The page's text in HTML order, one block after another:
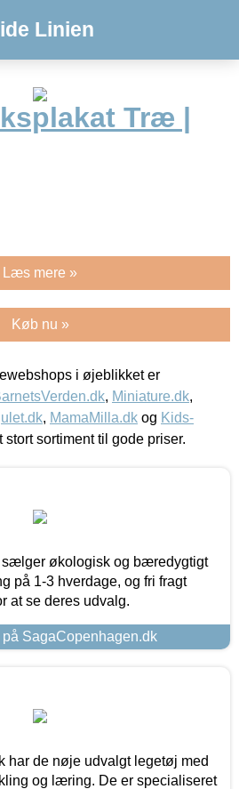
Linien
Træ |
Læs mere »
Køb nu »
i øjeblikket er
, Miniature.dk,
, MamaMilla.dk og Kids-
stort sortiment til gode priser.
sælger økologisk og bæredygtigt
på 1-3 hverdage, og fri fragt
at se deres udvalg.
SagaCopenhagen.dk
har de nøje udvalgt legetøj med
og læring. De er specialiseret